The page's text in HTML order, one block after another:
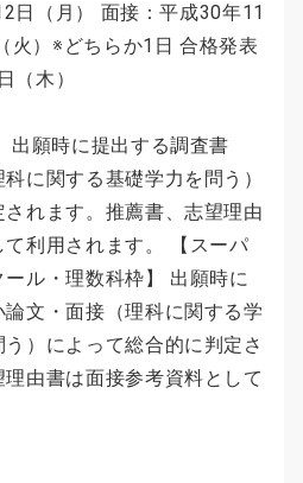
日（月） 面接：平成30年11
火）※どちらか1日 合格発表
（木）
出願時に提出する調査書
に関する基礎学力を問う）
れます。推薦書、志望理由
利用されます。 【スーパ
ル・理数科枠】 出願時に
文・面接（理科に関する学
）によって総合的に判定さ
由書は面接参考資料として